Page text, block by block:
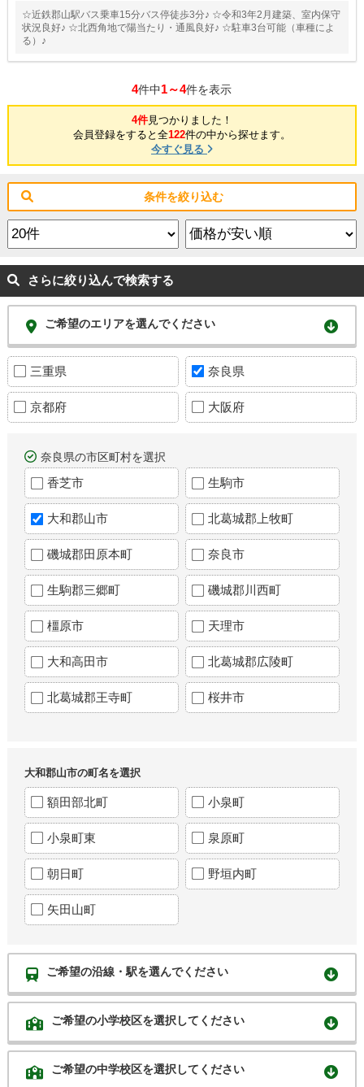
☆近鉄郡山駅バス乗車15分バス停徒歩3分♪ ☆令和3年2月建築、室内保守
状況良好♪ ☆北西角地で陽当たり・通風良好♪ ☆駐車3台可能（車種によ
る）♪
4件中1～4件を表示
4件見つかりました！
会員登録をすると全122件の中から探せます。
今すぐ見る
条件を絞り込む
さらに絞り込んで検索する
ご希望のエリアを選んでください
三重県 奈良県
京都府 大阪府
奈良県の市区町村を選択
香芝市 生駒市
大和郡山市 北葛城郡上牧町
磯城郡田原本町 奈良市
生駒郡三郷町 磯城郡川西町
橿原市 天理市
大和高田市 北葛城郡広陵町
北葛城郡王寺町 桜井市
大和郡山市の町名を選択
額田部北町 小泉町
小泉町東 泉原町
朝日町 野垣内町
矢田山町
ご希望の沿線・駅を選んでください
ご希望の小学校区を選択してください
ご希望の中学校区を選択してください